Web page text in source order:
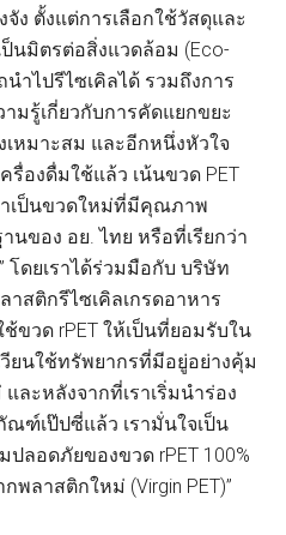
ง ตั้งแต่การเลือกใช้วัสดุและ
นมิตรต่อสิ่งแวดล้อม (Eco-
นำไปรีไซเคิลได้ รวมถึงการ
มรู้เกี่ยวกับการคัดแยกขยะ
หมาะสม และอีกหนึ่งหัวใจ
องดื่มใช้แล้ว เน้นขวด PET
าเป็นขวดใหม่ที่มีคุณภาพ
ของ อย. ไทย หรือที่เรียกว่า
โดยเราได้ร่วมมือกับ บริษัท
าสติกรีไซเคิลเกรดอาหาร
ขวด rPET ให้เป็นที่ยอมรับใน
ยนใช้ทรัพยากรที่มีอยู่อย่างคุ้ม
ละหลังจากที่เราเริ่มนำร่อง
ณฑ์เป๊ปซี่แล้ว เรามั่นใจเป็น
ลอดภัยของขวด rPET 100%
ลาสติกใหม่ (Virgin PET)”